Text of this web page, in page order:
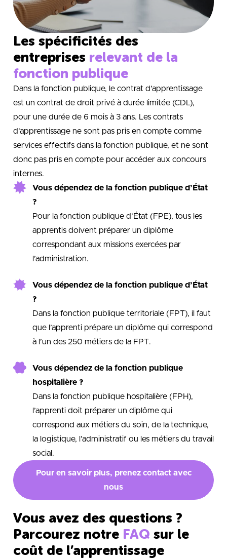
Les spécificités des
entreprises relevant de la
fonction publique
Dans la fonction publique, le contrat d’apprentissage
est un contrat de droit privé à durée limitée (CDL),
pour une durée de 6 mois à 3 ans. Les contrats
d’apprentissage ne sont pas pris en compte comme
services effectifs dans la fonction publique, et ne sont
donc pas pris en compte pour accéder aux concours
internes.
Vous dépendez de la fonction publique d’État
?
Pour la fonction publique d’État (FPE), tous les
apprentis doivent préparer un diplôme
correspondant aux missions exercées par
l’administration.
Vous dépendez de la fonction publique d’État
?
Dans la fonction publique territoriale (FPT), il faut
que l’apprenti prépare un diplôme qui correspond
à l’un des 250 métiers de la FPT.
Vous dépendez de la fonction publique
hospitalière ?
Dans la fonction publique hospitalière (FPH),
l’apprenti doit préparer un diplôme qui
correspond aux métiers du soin, de la technique,
la logistique, l’administratif ou les métiers du travail
social.
Pour en savoir plus, prenez contact avec
nous
Vous avez des questions ?
Parcourez notre FAQ sur le
coût de l’apprentissage